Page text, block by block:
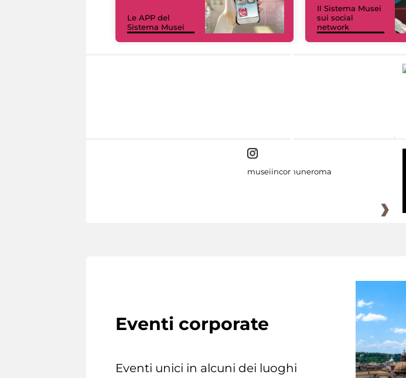
Le APP del
Sistema Musei
Il Sistema Musei
sui social
network
museiincomuneroma
Eventi corporate
Eventi unici in alcuni dei luoghi